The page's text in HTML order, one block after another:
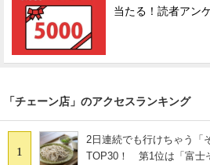
当たる！読者アン
「チェーン店」のアクセスランキング
1
2日連続でも行けちゃう「
TOP30！ 第1位は「富士